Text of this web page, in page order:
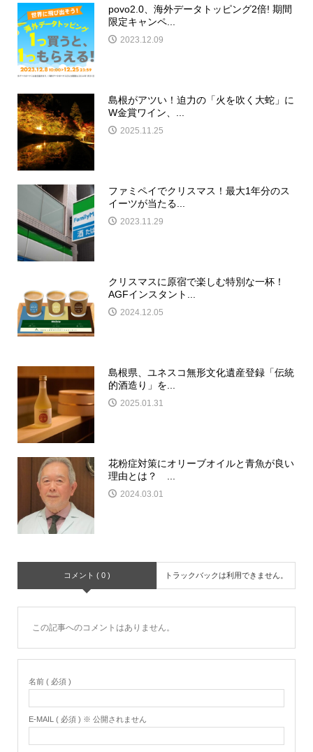
povo2.0、海外データトッピング2倍! 期間
限定キャンペ...
2023.12.09
島根がアツい！迫力の「火を吹く大蛇」に
W金賞ワイン、...
2025.11.25
ファミペイでクリスマス！最大1年分のス
イーツが当たる...
2023.11.29
クリスマスに原宿で楽しむ特別な一杯！
AGFインスタント...
2024.12.05
島根県、ユネスコ無形文化遺産登録「伝統
的酒造り」を...
2025.01.31
花粉症対策にオリーブオイルと青魚が良い
理由とは？ ...
2024.03.01
コメント ( 0 ) トラックバックは利用できません。
この記事へのコメントはありません。
名前 ( 必須 )
E-MAIL ( 必須 ) ※ 公開されません